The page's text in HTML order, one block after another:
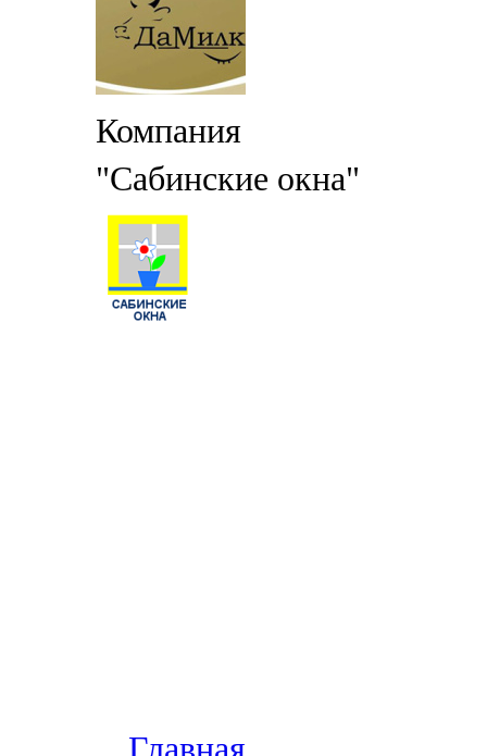
Компания
"Сабинские окна"